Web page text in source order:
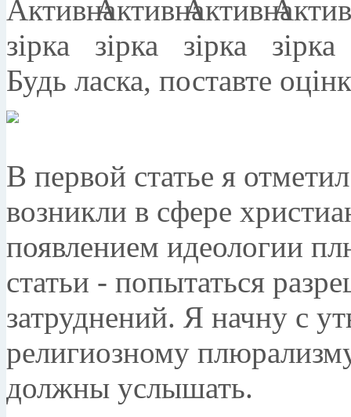
Будь ласка, поставте
В первой статье я
возникли в сфере
появлением идеологии
статьи - попытаться
затруднений. Я начну с
религиозному
должны услышать.